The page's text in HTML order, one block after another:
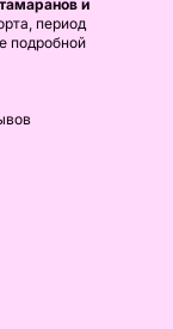
и
период
подробной